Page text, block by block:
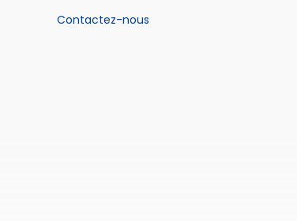
Contactez-nous